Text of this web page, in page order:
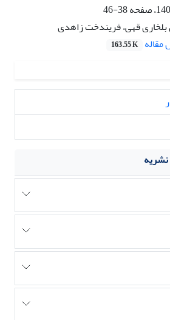
38-46
قهی، فریندخت زاهدی
مقاله 163.55 K